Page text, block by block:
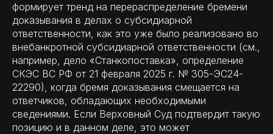
формирует тренд на перераспределение бремени
доказывания в делах о субсидиарной
ответственности, как это уже было реализовано во
внебанкротной субсидиарной ответственности (см.,
например, дело «Станкопоставка», определение
СКЭС ВС РФ от 21 февраля 2025 г. № 305-ЭС24-
22290), когда бремя доказывания смещается на
ответчиков, обладающих необходимыми
сведениями. Если Верховный Суд подтвердит такую
позицию и в данном деле, это может